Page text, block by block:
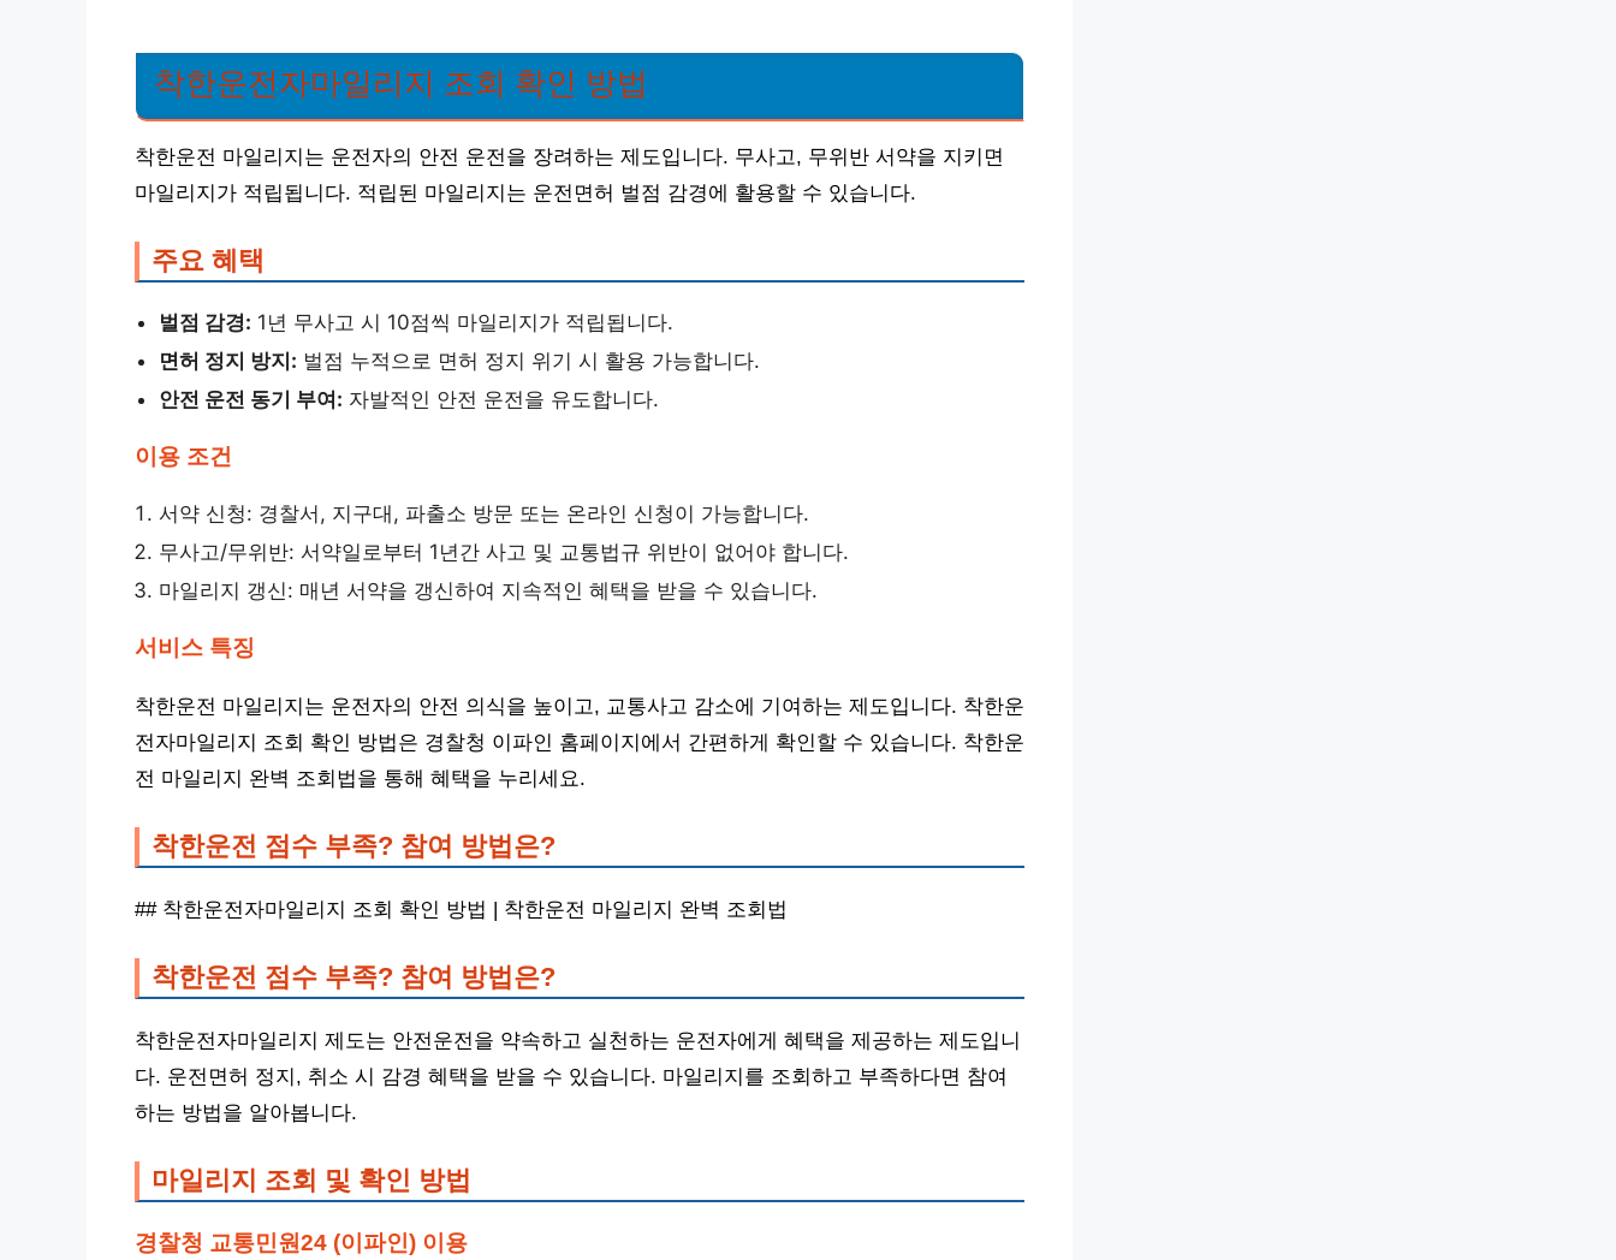
착한운전자마일리지 조회 확인 방법
착한운전 마일리지는 운전자의 안전 운전을 장려하는 제도입니다. 무사고, 무위반 서약을 지키면
마일리지가 적립됩니다. 적립된 마일리지는 운전면허 벌점 감경에 활용할 수 있습니다.
주요 혜택
벌점 감경: 1년 무사고 시 10점씩 마일리지가 적립됩니다.
면허 정지 방지: 벌점 누적으로 면허 정지 위기 시 활용 가능합니다.
안전 운전 동기 부여: 자발적인 안전 운전을 유도합니다.
이용 조건
서약 신청: 경찰서, 지구대, 파출소 방문 또는 온라인 신청이 가능합니다.
무사고/무위반: 서약일로부터 1년간 사고 및 교통법규 위반이 없어야 합니다.
마일리지 갱신: 매년 서약을 갱신하여 지속적인 혜택을 받을 수 있습니다.
서비스 특징
착한운전 마일리지는 운전자의 안전 의식을 높이고, 교통사고 감소에 기여하는 제도입니다. 착한운
전자마일리지 조회 확인 방법은 경찰청 이파인 홈페이지에서 간편하게 확인할 수 있습니다. 착한운
전 마일리지 완벽 조회법을 통해 혜택을 누리세요.
착한운전 점수 부족? 참여 방법은?
## 착한운전자마일리지 조회 확인 방법 | 착한운전 마일리지 완벽 조회법
착한운전 점수 부족? 참여 방법은?
착한운전자마일리지 제도는 안전운전을 약속하고 실천하는 운전자에게 혜택을 제공하는 제도입니
다. 운전면허 정지, 취소 시 감경 혜택을 받을 수 있습니다. 마일리지를 조회하고 부족하다면 참여
하는 방법을 알아봅니다.
마일리지 조회 및 확인 방법
경찰청 교통민원24 (이파인) 이용